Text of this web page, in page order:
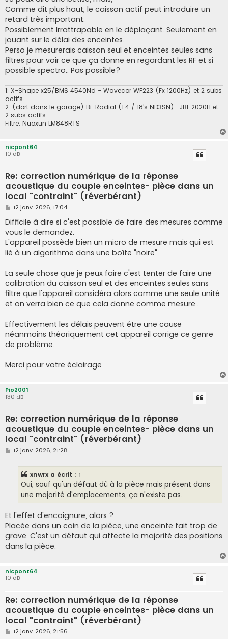
s
a
g
e
Comme dit plus haut, le caisson actif peut introduire un
retard très important.
Possiblement Irrattrapable en le déplaçant. Seulement en
jouant sur le délai des enceintes.
Perso je mesurerais caisson seul et enceintes seules sans
filtres pour voir ce que ça donne en regardant les RF et si
possible spectro.. Pas possible?
1: X-Shape x25/BMS 4540Nd - Wavecor WF223 (Fx 1200Hz) et 2 subs
actifs
2: (dort dans le garage) Bi-Radial (1.4 / 18's ND3SN)- JBL 2020H et
2 subs actifs
Filtre: Nuoxun LM848RTS
nicpont64
10 dB
Re: correction numérique de la réponse
acoustique du couple enceintes- pièce dans un
local "contraint" (réverbérant)
M
s
s
a
g
e
12 janv. 2026, 17:04
Difficile à dire si c'est possible de faire des mesures comme
vous le demandez.
L'appareil possède bien un micro de mesure mais qui est
lié à un algorithme dans une boîte "noire"
La seule chose que je peux faire c'est tenter de faire une
calibration du caisson seul et des enceintes seules sans
filtre que l'appareil considéra alors comme une seule unité
et on verra bien ce que cela donne comme mesure...
Effectivement les délais peuvent être une cause
néanmoins théoriquement cet appareil corrige ce genre
de problème.
Merci pour votre éclairage
Pio2001
130 dB
Re: correction numérique de la réponse
acoustique du couple enceintes- pièce dans un
local "contraint" (réverbérant)
M
12 janv. 2026, 21:28
xnwrx a écrit : ↑
Oui, sauf qu'un défaut dû à la pièce mais présent dans
une majorité d'emplacements, ça n'existe pas.
Et l'effet d'encoignure, alors ?
Placée dans un coin de la pièce, une enceinte fait trop de
grave. C'est un défaut qui affecte la majorité des positions
dans la pièce.
nicpont64
10 dB
Re: correction numérique de la réponse
acoustique du couple enceintes- pièce dans un
local "contraint" (réverbérant)
M
12 janv. 2026, 21:56